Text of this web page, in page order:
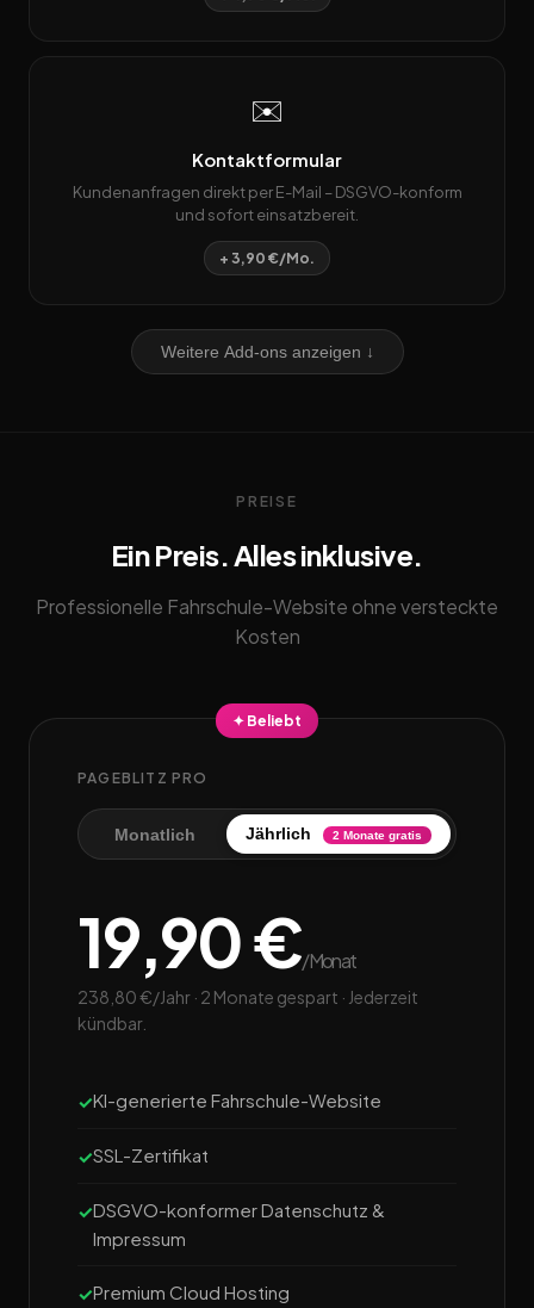
✉️
Kontaktformular
Kundenanfragen direkt per E-Mail – DSGVO-konform
und sofort einsatzbereit.
+ 3,90 €/Mo.
Weitere Add-ons anzeigen ↓
PREISE
Ein Preis. Alles inklusive.
Professionelle Fahrschule-Website ohne versteckte
Kosten
✦ Beliebt
PAGEBLITZ PRO
Monatlich Jährlich 2 Monate gratis
19,90 €/Monat
238,80 €/Jahr · 2 Monate gespart · Jederzeit
kündbar.
KI-generierte Fahrschule-Website
SSL-Zertifikat
DSGVO-konformer Datenschutz &
Impressum
Premium Cloud Hosting